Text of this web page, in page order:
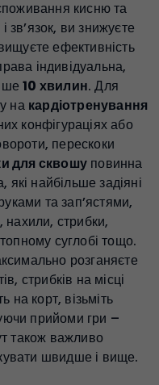
кисню та
зв’язок, ви знижуєте
ефективність
індивідуальна,
10 хвилин. Для
на кардіотренування
конфігураціях або
перескоки
для сквошу повинна
які найбільше задіяні
та зап’ястями,
стрибки,
суглобі тощо.
розганяєте
стрибків на місці
на корт, візьміть
прийоми гри –
також важливо
швидше і вище.